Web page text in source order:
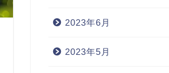
2023年6月
2023年5月